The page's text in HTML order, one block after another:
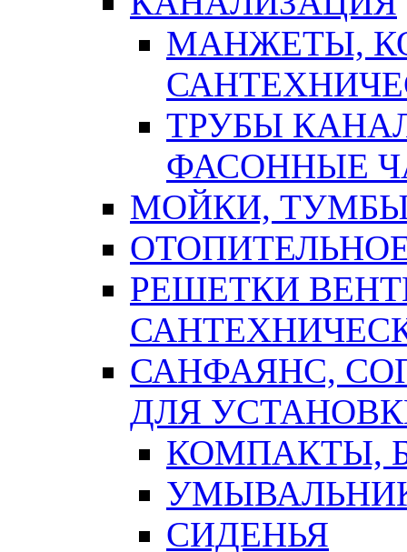
МАНЖЕТЫ,
ТРУБЫ
ФАСОННЫЕ
МОЙКИ,
РЕШЕТКИ
САНФАЯНС,
ДЛЯ
КОМПАКТЫ,
СИДЕНЬЯ